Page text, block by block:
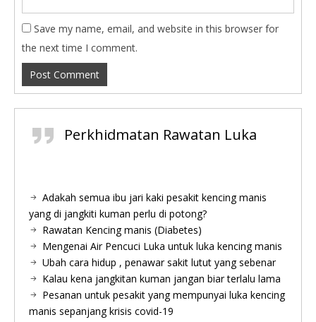
Save my name, email, and website in this browser for
the next time I comment.
Perkhidmatan Rawatan Luka
Adakah semua ibu jari kaki pesakit kencing manis
yang di jangkiti kuman perlu di potong?
Rawatan Kencing manis (Diabetes)
Mengenai Air Pencuci Luka untuk luka kencing manis
Ubah cara hidup , penawar sakit lutut yang sebenar
Kalau kena jangkitan kuman jangan biar terlalu lama
Pesanan untuk pesakit yang mempunyai luka kencing
manis sepanjang krisis covid-19